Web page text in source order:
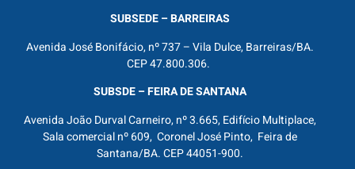
SUBSEDE – BARREIRAS
Avenida José Bonifácio, nº 737 – Vila Dulce, Barreiras/BA.
CEP 47.800.306.
SUBSDE – FEIRA DE SANTANA
Avenida João Durval Carneiro, nº 3.665, Edifício Multiplace,
Sala comercial nº 609, Coronel José Pinto, Feira de
Santana/BA. CEP 44051-900.